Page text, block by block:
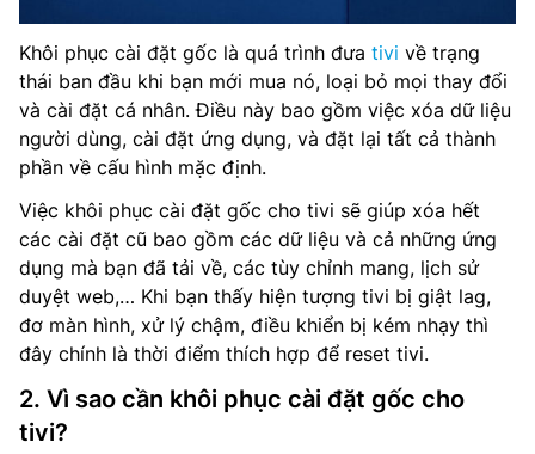
Khôi phục cài đặt gốc là quá trình đưa tivi về trạng
thái ban đầu khi bạn mới mua nó, loại bỏ mọi thay đổi
và cài đặt cá nhân. Điều này bao gồm việc xóa dữ liệu
người dùng, cài đặt ứng dụng, và đặt lại tất cả thành
phần về cấu hình mặc định.
Việc khôi phục cài đặt gốc cho tivi sẽ giúp xóa hết
các cài đặt cũ bao gồm các dữ liệu và cả những ứng
dụng mà bạn đã tải về, các tùy chỉnh mang, lịch sử
duyệt web,… Khi bạn thấy hiện tượng tivi bị giật lag,
đơ màn hình, xử lý chậm, điều khiển bị kém nhạy thì
đây chính là thời điểm thích hợp để reset tivi.
2. Vì sao cần khôi phục cài đặt gốc cho
tivi?